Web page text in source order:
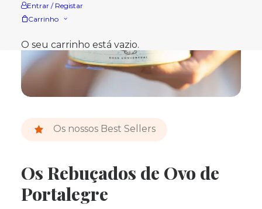
Entrar / Registar
Carrinho
O seu carrinho está vazio.
Os nossos Best Sellers
Os Rebuçados de Ovo de
Portalegre